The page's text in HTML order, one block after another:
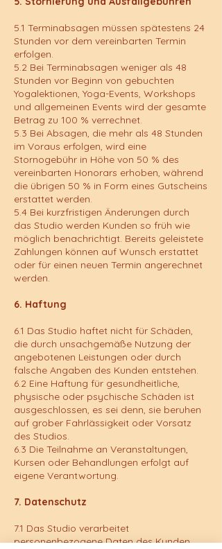
5.1 Terminabsagen müssen spätestens 24
Stunden vor dem vereinbarten Termin
erfolgen.
5.2 Bei Terminabsagen weniger als 48
Stunden vor Beginn von gebuchten
Yogalektionen, Yoga-Events, Workshops
und allgemeinen Events wird der gesamte
Betrag zu 100 % verrechnet.
5.3 Bei Absagen, die mehr als 48 Stunden
im Voraus erfolgen, wird eine
Stornogebühr in Höhe von 50 % des
vereinbarten Honorars erhoben, während
die übrigen 50 % in Form eines Gutscheins
erstattet werden.
5.4 Bei kurzfristigen Änderungen durch
das Studio werden Kunden so früh wie
möglich benachrichtigt. Bereits geleistete
Zahlungen können auf Wunsch erstattet
oder für einen neuen Termin angerechnet
werden.
6. Haftung
6.1 Das Studio haftet nicht für Schäden,
die durch unsachgemäße Nutzung der
angebotenen Leistungen oder durch
falsche Angaben des Kunden entstehen.
6.2 Eine Haftung für gesundheitliche,
physische oder psychische Schäden ist
ausgeschlossen, es sei denn, sie beruhen
auf grober Fahrlässigkeit oder Vorsatz
des Studios.
6.3 Die Teilnahme an Veranstaltungen,
Kursen oder Behandlungen erfolgt auf
eigene Verantwortung.
7. Datenschutz
7.1 Das Studio verarbeitet
personenbezogene Daten des Kunden